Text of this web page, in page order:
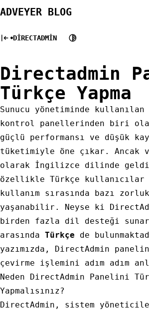
to
ADVEYER BLOG
DIRECTADMIN
Directadmin
Türkçe Yapma
Sunucu yönetiminde kullanılan
kontrol panellerinden biri
güçlü performansı ve düşük
tüketimiyle öne çıkar. Ancak
olarak İngilizce dilinde
özellikle Türkçe kullanıcılar
kullanım sırasında bazı
yaşanabilir. Neyse ki
birden fazla dil desteği
arasında Türkçe de
yazımızda, DirectAdmin
çevirme işlemini adım adım
Neden DirectAdmin Panelini
Yapmalısınız?
DirectAdmin, sistem